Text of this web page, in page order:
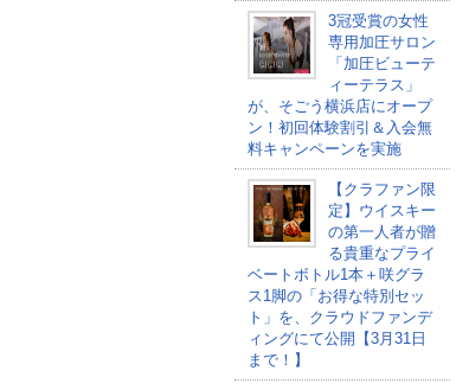
3冠受賞の女性
専用加圧サロン
「加圧ビューテ
ィーテラス」
が、そごう横浜店にオープ
ン！初回体験割引＆入会無
料キャンペーンを実施
【クラファン限
定】ウイスキー
の第一人者が贈
る貴重なプライ
ベートボトル1本＋咲グラ
ス1脚の「お得な特別セッ
ト」を、クラウドファンデ
ィングにて公開【3月31日
まで！】